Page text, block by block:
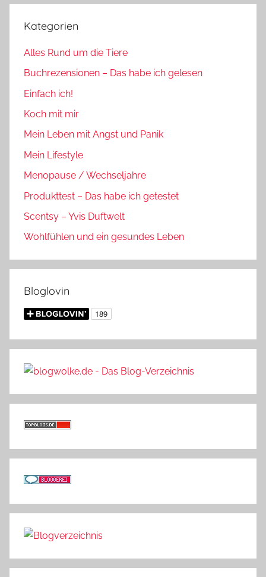
Kategorien
Alles Rund um die Tiere
Buchrezensionen – Das habe ich gelesen
Einfach ich!
Koch mit mir
Mein Leben mit Angst und Panik
Mein Lifestyle
Menopause / Wechseljahre
Produkttest – Das habe ich getestet
Scentsy – Yvis Duftwelt
Wohlfühlen und ein gesundes Leben
Bloglovin